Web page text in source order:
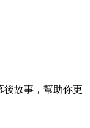
後故事，幫助你更